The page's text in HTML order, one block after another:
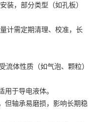
装，部分类型（如孔板）
计需定期清理、校准，长
流体性质（如气泡、颗粒）
于导电液体。
但轴承易磨损，影响长期稳